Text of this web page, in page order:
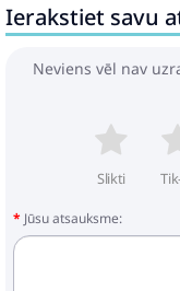
Ierakstiet savu
Neviens vēl nav
Slikti
Jūsu atsauksme: